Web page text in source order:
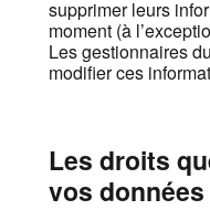
supprimer leurs
moment (à
Les gestionnaires
modifier ces
Les droits
vos données